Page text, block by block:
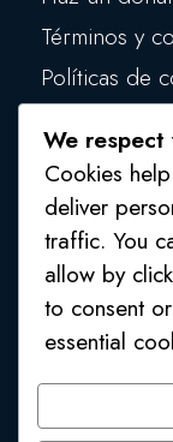
Términos y
Políticas de
Políticas de
1 (809)
We
Cookies
deliver
traffic. You
allow by
to consent
essential